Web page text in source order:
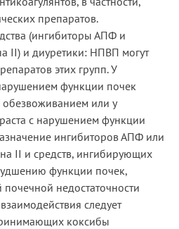
препаратов.
(ингибиторы АПФ и
II) и диуретики: НПВП могут
этих групп. У
функции почек
обезвоживанием или у
с нарушением функции
ингибиторов АПФ или
II и средств, ингибирующих
функции почек,
недостаточности
следует
коксибы